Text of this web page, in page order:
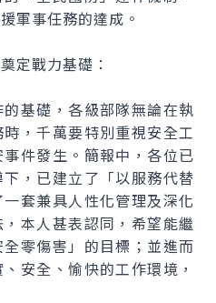
軍事任務的達成。
定戰力基礎：
基礎，各級部隊無論在執
，千萬要特別重視安全工
件發生。簡報中，各位已
，已建立了「以服務代替
套兼具人性化管理及深化
本人甚表認同，希望能繼
零傷害」的目標；並進而
安全、愉快的工作環境，